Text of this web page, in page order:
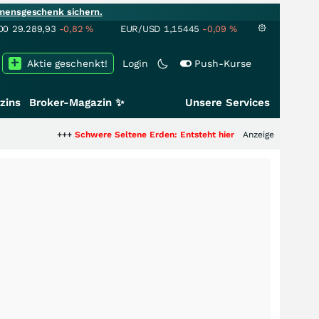
sichern.
29.289,93 -0,82% EUR/USD 1,15445 -0,09 %
Login Push-Kurse
Aktie geschenkt!
Broker-Magazin ✨ Unsere Services
Schwere Seltene Erden: Entsteht hier die nächste Milliardenstory?
Anzeige